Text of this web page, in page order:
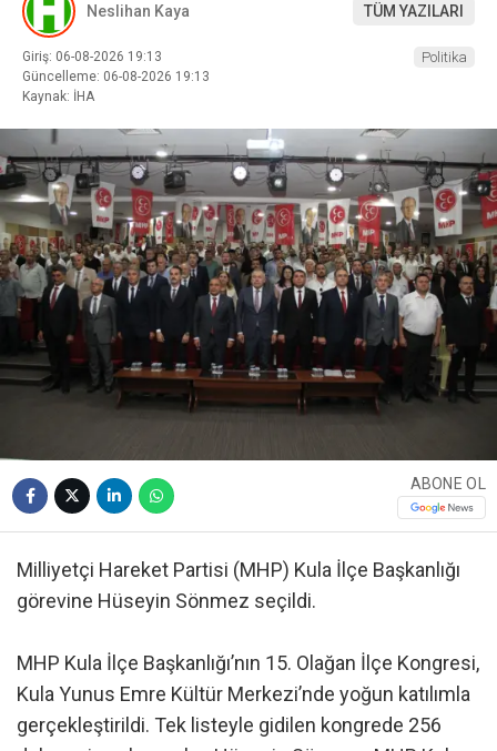
Neslihan Kaya TÜM YAZILARI
Giriş: 06-08-2026 19:13
Güncelleme: 06-08-2026 19:13
Kaynak: İHA
Politika
ABONE OL
Milliyetçi Hareket Partisi (MHP) Kula İlçe Başkanlığı
görevine Hüseyin Sönmez seçildi.
MHP Kula İlçe Başkanlığı’nın 15. Olağan İlçe Kongresi,
Kula Yunus Emre Kültür Merkezi’nde yoğun katılımla
gerçekleştirildi. Tek listeyle gidilen kongrede 256